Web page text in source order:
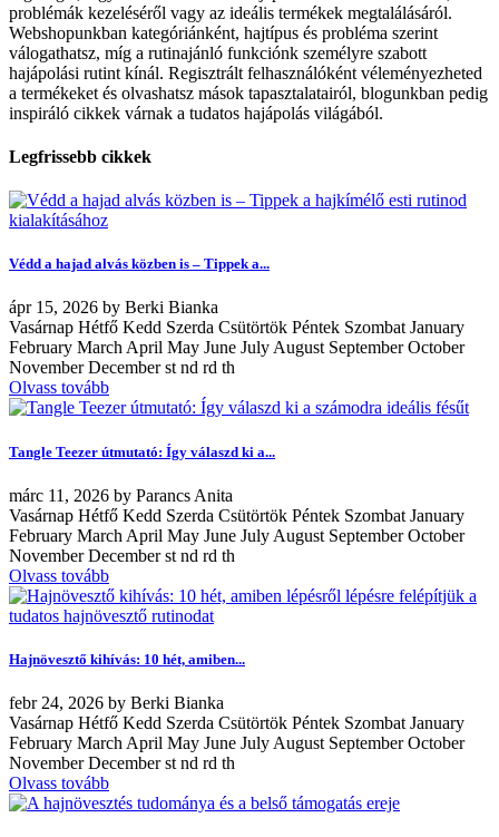
problémák kezeléséről vagy az ideális termékek megtalálásáról.
Webshopunkban kategóriánként, hajtípus és probléma szerint
válogathatsz, míg a rutinajánló funkciónk személyre szabott
hajápolási rutint kínál. Regisztrált felhasználóként véleményezheted
a termékeket és olvashatsz mások tapasztalatairól, blogunkban pedig
inspiráló cikkek várnak a tudatos hajápolás világából.
Legfrissebb cikkek
Védd a hajad alvás közben is – Tippek a...
ápr 15, 2026 by Berki Bianka
Vasárnap Hétfő Kedd Szerda Csütörtök Péntek Szombat January
February March April May June July August September October
November December st nd rd th
Olvass tovább
Tangle Teezer útmutató: Így válaszd ki a...
márc 11, 2026 by Parancs Anita
Vasárnap Hétfő Kedd Szerda Csütörtök Péntek Szombat January
February March April May June July August September October
November December st nd rd th
Olvass tovább
Hajnövesztő kihívás: 10 hét, amiben...
febr 24, 2026 by Berki Bianka
Vasárnap Hétfő Kedd Szerda Csütörtök Péntek Szombat January
February March April May June July August September October
November December st nd rd th
Olvass tovább